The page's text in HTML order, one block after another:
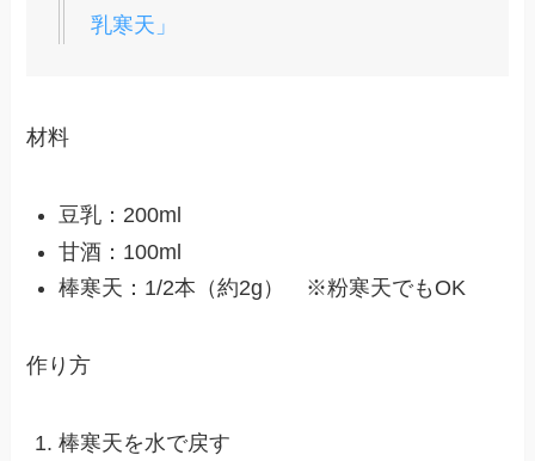
乳寒天」
材料
豆乳：200ml
甘酒：100ml
棒寒天：1/2本（約2g） ※粉寒天でもOK
作り方
棒寒天を水で戻す